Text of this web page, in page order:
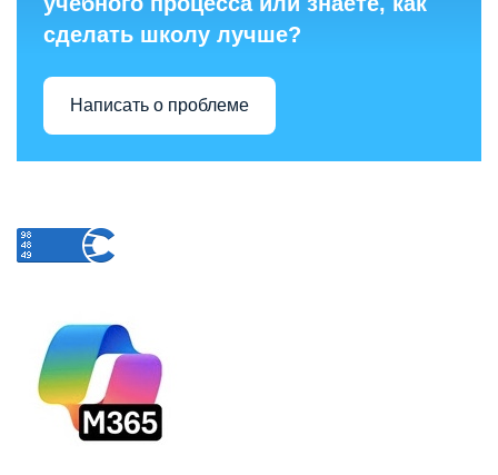
сделать школу лучше?
Написать о проблеме